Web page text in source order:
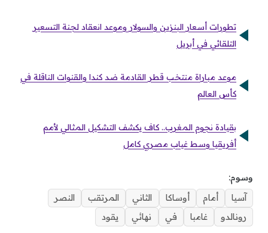
تطورات أسعار البنزين والسولار وموعد انعقاد لجنة التسعير
التلقائي في أبريل
موعد مباراة منتخب قطر القادمة ضد كندا والقنوات الناقلة في
كأس العالم
بقيادة نجوم المغرب.. كاف يكشف التشكيل المثالي لأمم
أفريقيا وسط غياب مصري كامل
وسوم:
آسيا
أمام أوساكا الثاني المرتقب
النصر
رونالدو
غامبا في نهائي يقود